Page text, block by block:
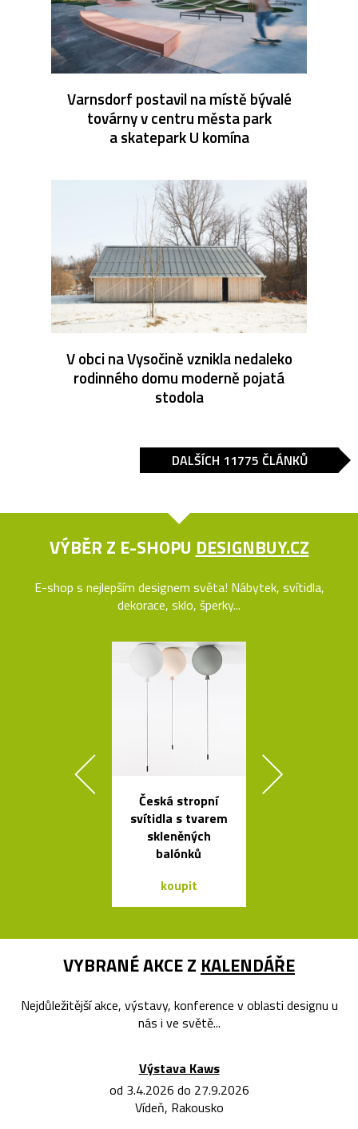
Varnsdorf postavil na místě bývalé
továrny v centru města park
a skatepark U komína
V obci na Vysočině vznikla nedaleko
rodinného domu moderně pojatá
stodola
DALŠÍCH 11775 ČLÁNKŮ
VÝBĚR Z E-SHOPU DESIGNBUY.CZ
E-shop s nejlepším designem světa! Nábytek, svítidla,
dekorace, sklo, šperky...
Česká stropní
svítidla s tvarem
skleněných
balónků
koupit
VYBRANÉ AKCE Z KALENDÁŘE
Nejdůležitější akce, výstavy, konference v oblasti designu u
nás i ve světě...
Výstava Kaws
od 3.4.2026 do 27.9.2026
Vídeň, Rakousko